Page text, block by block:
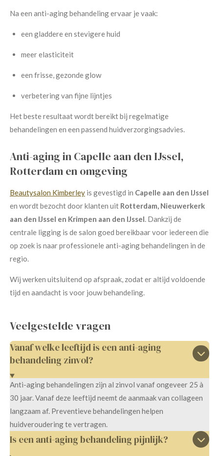
Na een anti-aging behandeling ervaar je vaak:
een gladdere en stevigere huid
meer elasticiteit
een frisse, gezonde glow
verbetering van fijne lijntjes
Het beste resultaat wordt bereikt bij regelmatige
behandelingen en een passend huidverzorgingsadvies.
Anti-aging in Capelle aan den IJssel,
Rotterdam en omgeving
Beautysalon Kimberley is gevestigd in Capelle aan den IJssel
en wordt bezocht door klanten uit Rotterdam, Nieuwerkerk
aan den IJssel en Krimpen aan den IJssel . Dankzij de
centrale ligging is de salon goed bereikbaar voor iedereen die
op zoek is naar professionele anti-aging behandelingen in de
regio.
Wij werken uitsluitend op afspraak, zodat er altijd voldoende
tijd en aandacht is voor jouw behandeling.
Veelgestelde vragen
Vanaf welke leeftijd is een anti-aging
behandeling zinvol?
Anti-aging behandelingen zijn al zinvol vanaf ongeveer 25 à
30 jaar. Vanaf deze leeftijd neemt de aanmaak van collageen
langzaam af. Preventieve behandelingen helpen
huidveroudering te vertragen.
Is een anti-aging behandeling pijnlijk?